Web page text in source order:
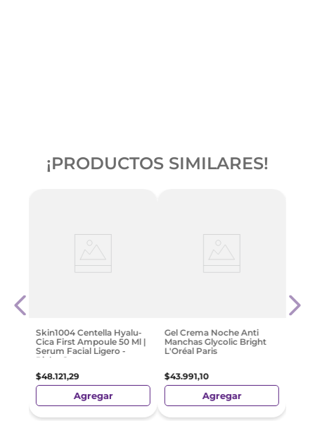
¡PRODUCTOS SIMILARES!
Skin1004 Centella Hyalu-
Cica First Ampoule 50 Ml |
Serum Facial Ligero -
Pieles Secas
$48.121,29
Agregar
Gel Crema Noche Anti
Manchas Glycolic Bright
L'Oréal Paris
$43.991,10
Agregar